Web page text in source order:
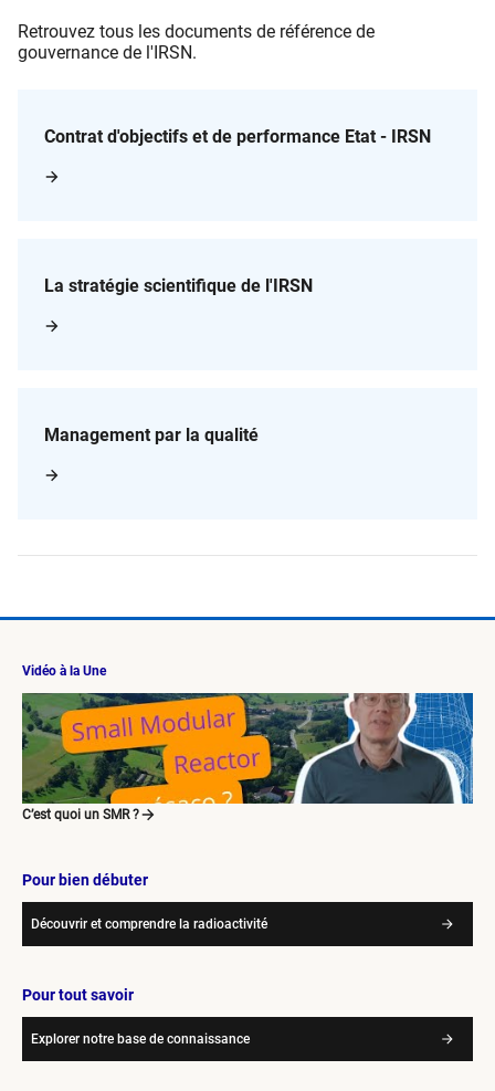
Retrouvez tous les documents de référence de
gouvernance de l'IRSN.
Contrat d'objectifs et de performance Etat - IRSN
La stratégie scientifique de l'IRSN
Management par la qualité
Vidéo à la Une
C’est quoi un SMR ?
Pour bien débuter
Découvrir et comprendre la radioactivité
Pour tout savoir
Explorer notre base de connaissance